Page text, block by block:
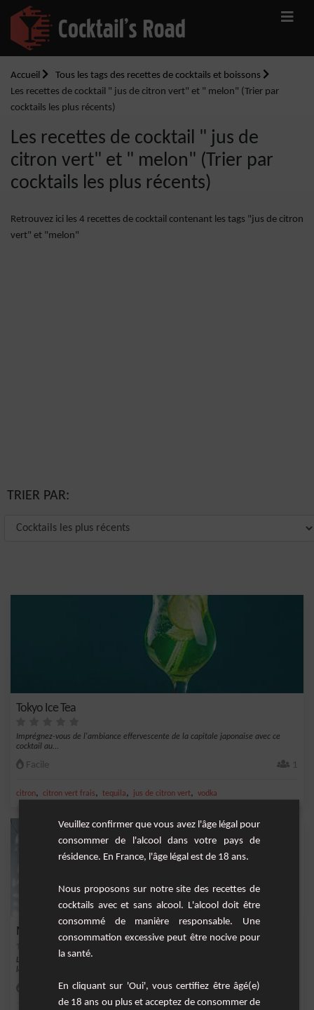
Accueil
Tous les tags des recettes de cocktails et boissons
Les recettes de cocktail " jus de citron vert" et " melon" (Trier par
cocktails les plus récents)
Les recettes de cocktail " jus de
citron vert" et " melon" (Trier par
cocktails les plus récents)
Retrouvez ici les 4 recettes de cocktail contenant les tags "jus de citron
vert" et "melon"
TRIER PAR:
Tokyo Ice Tea
Imprégnez-vous de l'ambiance effervescente de la capitale japonaise avec ce
cocktail au...
Facile 1
citron, citron vert frais, tequila, jus de citron vert, vodka
Melon Daïquiri
Le Cocktail Melon Daïquiri est une boisson rafraîchissante et fruitée, parfaite pour
le...
Veuillez confirmer que vous avez l'âge légal pour
consommer de l'alcool dans votre pays de
résidence. En France, l'âge légal est de 18 ans.
Nous proposons sur notre site des recettes de
cocktails avec et sans alcool. L'alcool doit être
consommé de manière responsable. Une
consommation excessive peut être nocive pour
la santé.
En cliquant sur 'Oui', vous certifiez être âgé(e)
de 18 ans ou plus et acceptez de consommer de